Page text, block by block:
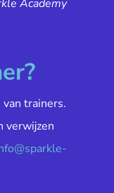
Academy
trainers.
verwijzen